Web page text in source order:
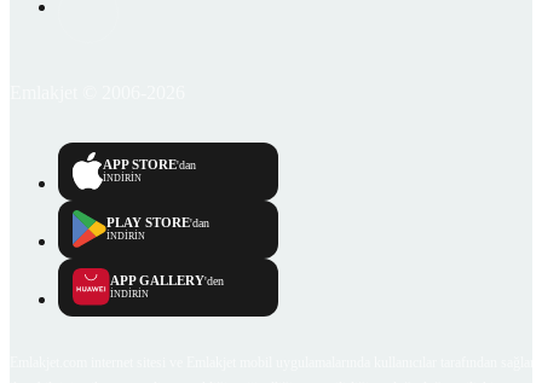
APP STORE'dan
İNDİRİN
PLAY STORE'dan
İNDİRİN
APP GALLERY'den
İNDİRİN